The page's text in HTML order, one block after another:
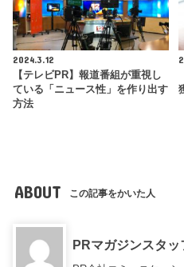
2024.3.12
【テレビPR】報道番組が重視し
ている「ニュース性」を作り出す
方法
ABOUT この記事をかいた人
PRマガジンスタッ